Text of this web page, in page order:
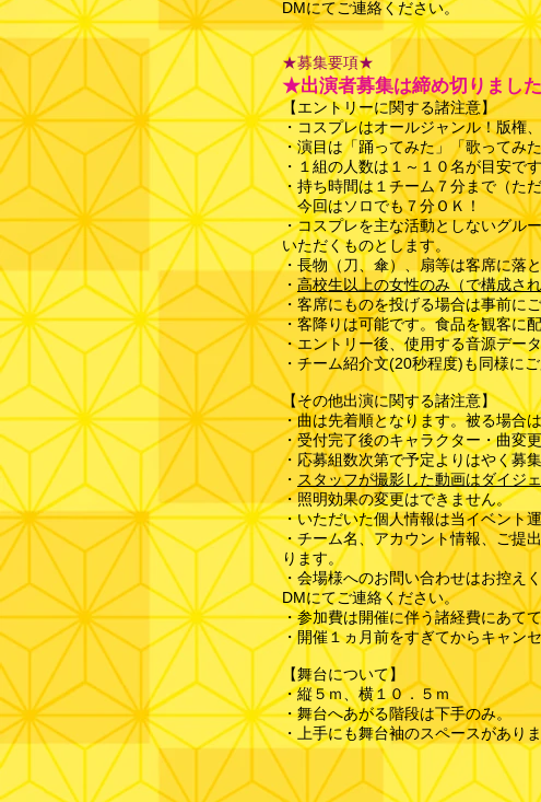
DMにてご連絡ください。
​★募集要項★
★出演者募集は締め切りました
【エントリーに関する諸注意】
・コスプレはオールジャンル！版権
・演目は「踊ってみた」「歌ってみ
・１組の人数は１～１０名が目安で
・持ち時間は１チーム７分まで（た
​ 今回はソロでも７分ＯＫ！
・コスプレを主な活動としないグル
いただくものとします。
・長物（刀、傘）、扇等は客席に落
・ 高校生以上の女性のみ​（で構成さ
・客席にものを投げる場合は事前に
・客降りは可能です。食品を観客に
・エントリー後、使用する音源デー
・チーム紹介文(20秒程度)も同様にご
【その他出演に関する諸注意】
・曲は先着順となります。被る場合
・受付完了後のキャラクター・曲変
・応募組数次第で予定よりはやく募
・ スタッフが撮影した動画はダイジ
​・照明効果の変更はできません。
・いただいた個人情報は当イベント
・チーム名、アカウント情報、ご提
ります。
・会場様へのお問い合わせはお控え
DMにてご連絡ください。
・​参加費は開催に伴う諸経費にあて
・開催１ヵ月前をすぎてからキャン
​【舞台について】
・縦５ｍ、横１０．５ｍ
・舞台へあがる階段は下手のみ。
・上手にも舞台袖のスペースがあり